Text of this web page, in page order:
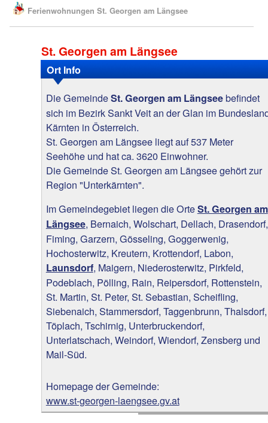
Ferienwohnungen St. Georgen am Längsee
St. Georgen am Längsee
Ort Info
Die GemeindeSt. Georgen am Längseebefindet
sich im Bezirk Sankt Veit an der Glan im
Kärnten in Österreich.
St. Georgen am Längsee liegt auf 537 Meter
Seehöhe und hat ca. 3620 Einwohner.
Die Gemeinde St. Georgen am Längsee gehört zur
Region "Unterkärnten".
Im Gemeindegebiet liegen die OrteSt. Georgen am
Längsee, Bernaich, Wolschart, Dellach, Drasendorf,
Fiming, Garzern, Gösseling, Goggerwenig,
Hochosterwitz, Kreutern, Krottendorf, Labon,
Launsdorf, Maigern, Niederosterwitz, Pirkfeld,
Podeblach, Pölling, Rain, Reipersdorf, Rottenstein,
St. Martin, St. Peter, St. Sebastian, Scheifling,
Siebenaich, Stammersdorf, Taggenbrunn, Thalsdorf,
Töplach, Tschirnig, Unterbruckendorf,
Unterlatschach, Weindorf, Wiendorf, Zensberg und
Mail-Süd.
Homepage der Gemeinde:
www.st-georgen-laengsee.gv.at